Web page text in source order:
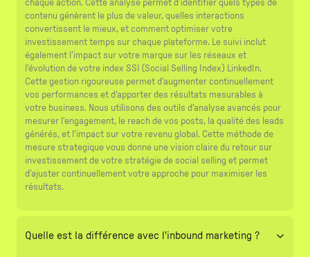
chaque action. Cette analyse permet d'identifier quels types de
contenu génèrent le plus de valeur, quelles interactions
convertissent le mieux, et comment optimiser votre
investissement temps sur chaque plateforme. Le suivi inclut
également l'impact sur votre marque sur les réseaux et
l'évolution de votre index SSI (Social Selling Index) LinkedIn.
Cette gestion rigoureuse permet d'augmenter continuellement
vos performances et d'apporter des résultats mesurables à
votre business. Nous utilisons des outils d'analyse avancés pour
mesurer l'engagement, le reach de vos posts, la qualité des leads
générés, et l'impact sur votre revenu global. Cette méthode de
mesure strategique vous donne une vision claire du retour sur
investissement de votre stratégie de social selling et permet
d'ajuster continuellement votre approche pour maximiser les
résultats.
Quelle est la différence avec l'inbound marketing ?